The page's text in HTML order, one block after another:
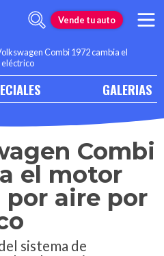
Vende tu auto
Combi 1972 cambia el
GALERIAS
Combi
el motor
aire por
sistema de